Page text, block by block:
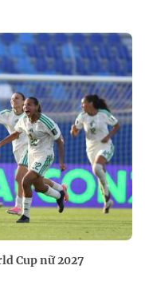
Cup nữ 2027